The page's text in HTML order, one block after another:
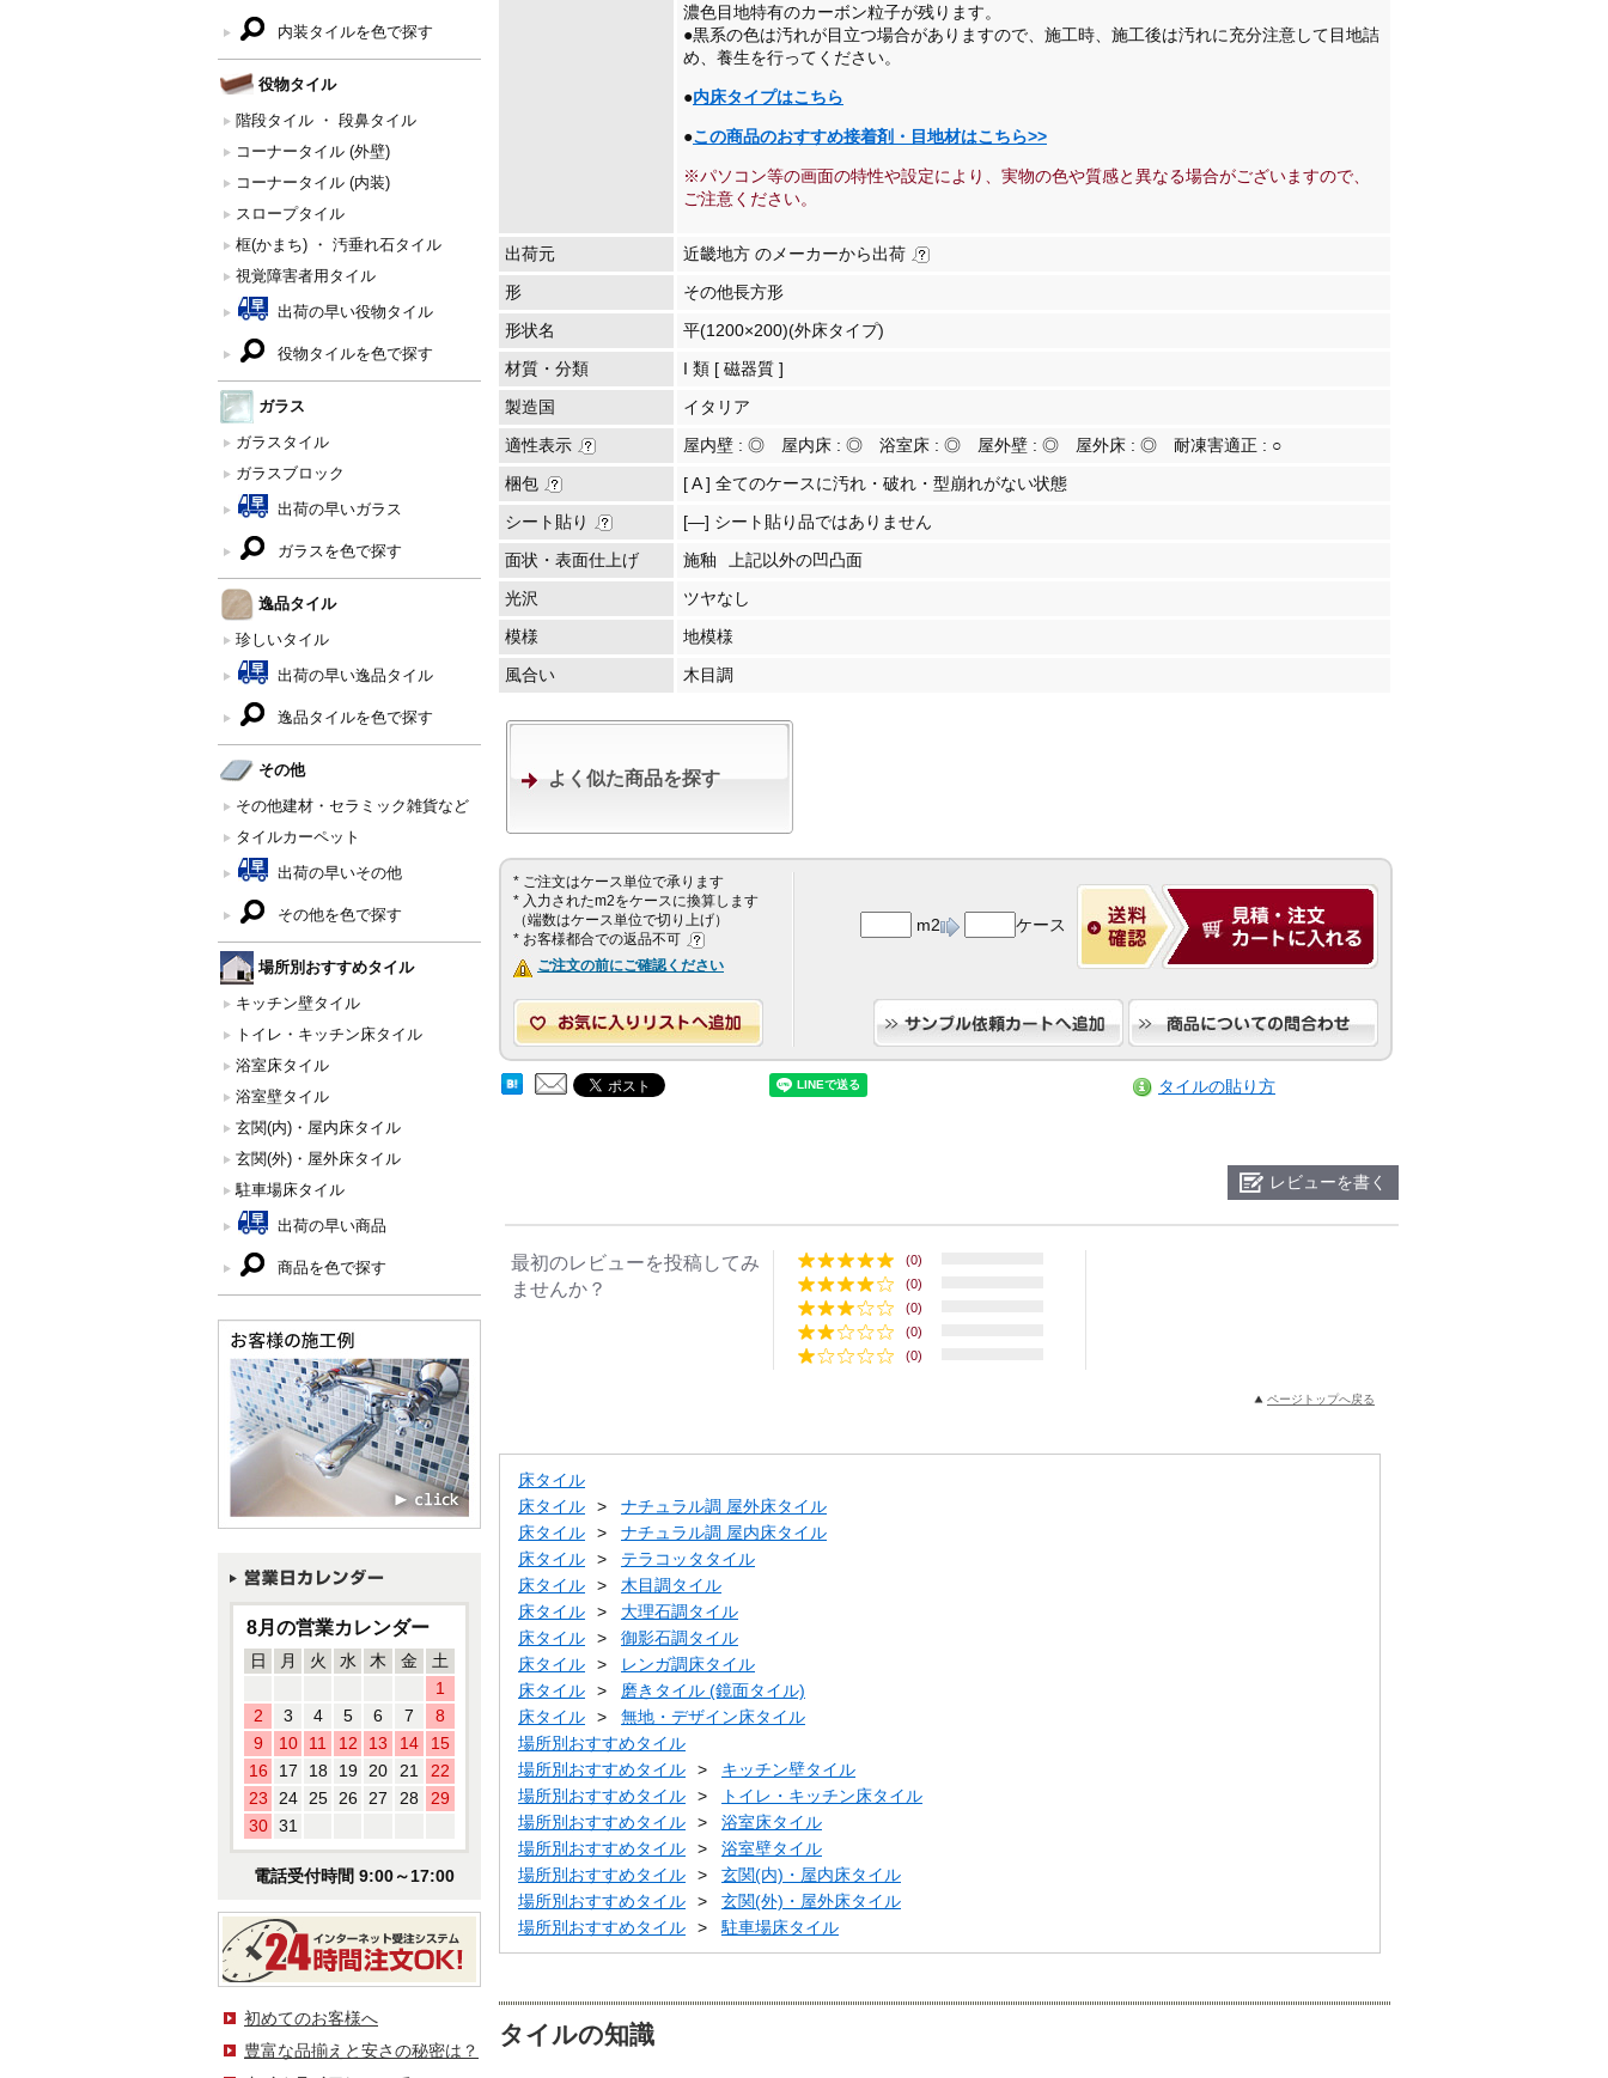
内装タイルを色で探す
役物タイル
階段タイル ・ 段鼻タイル
コーナータイル (外壁)
コーナータイル (内装)
スロープタイル
框(かまち) ・ 汚垂れ石タイル
視覚障害者用タイル
出荷の早い役物タイル
役物タイルを色で探す
ガラス
ガラスタイル
ガラスブロック
出荷の早いガラス
ガラスを色で探す
逸品タイル
珍しいタイル
出荷の早い逸品タイル
逸品タイルを色で探す
その他
その他建材・セラミック雑貨など
タイルカーペット
出荷の早いその他
その他を色で探す
場所別おすすめタイル
キッチン壁タイル
トイレ・キッチン床タイル
浴室床タイル
浴室壁タイル
玄関(内)・屋内床タイル
玄関(外)・屋外床タイル
駐車場床タイル
出荷の早い商品
商品を色で探す
8月の営業カレンダー
日 月 火 水 木 金
土
1
2
3 4 5 6 7
8
9
10 11 12 13 14
15
16
17 18 19 20 21
22
23
24 25 26 27 28
29
30 31
電話受付時間 9:00～17:00
初めてのお客様へ
豊富な品揃えと安さの秘密は？
濃色目地特有のカーボン粒子が残ります。
●黒系の色は汚れが目立つ場合がありますので、施工時、施工後は汚れに充分注意して目地詰
め、養生を行ってください。
●内床タイプはこちら
●この商品のおすすめ接着剤・目地材はこちら>>
※パソコン等の画面の特性や設定により、実物の色や質感と異なる場合がございますので、
ご注意ください。
出荷元
近畿地方 のメーカーから出荷
形
その他長方形
形状名
平(1200×200)(外床タイプ)
材質・分類
I 類 [ 磁器質 ]
製造国
イタリア
適性表示
屋内壁 : ◎ 屋内床 : ◎ 浴室床 : ◎ 屋外壁 : ◎ 屋外床 : ◎ 耐凍害適正 : ○
梱包
[ A ] 全てのケースに汚れ・破れ・型崩れがない状態
シート貼り
[―] シート貼り品ではありません
面状・表面仕上げ
施釉
上記以外の凹凸面
光沢
ツヤなし
模様
地模様
風合い
木目調
よく似た商品を探す
* ご注文はケース単位で承ります
* 入力されたm2をケースに換算します
（端数はケース単位で切り上げ）
* お客様都合での返品不可
ご注文の前にご確認ください
m2 ケース
タイルの貼り方
レビューを書く
最初のレビューを投稿してみ
ませんか？
(0)
(0)
(0)
(0)
(0)
ページトップへ戻る
床タイル
床タイル
ナチュラル調 屋外床タイル
床タイル
ナチュラル調 屋内床タイル
床タイル
テラコッタタイル
床タイル
木目調タイル
床タイル
大理石調タイル
床タイル
御影石調タイル
床タイル
レンガ調床タイル
床タイル
磨きタイル (鏡面タイル)
床タイル
無地・デザイン床タイル
場所別おすすめタイル
場所別おすすめタイル
キッチン壁タイル
場所別おすすめタイル
トイレ・キッチン床タイル
場所別おすすめタイル
浴室床タイル
場所別おすすめタイル
浴室壁タイル
場所別おすすめタイル
玄関(内)・屋内床タイル
場所別おすすめタイル
玄関(外)・屋外床タイル
場所別おすすめタイル
駐車場床タイル
タイルの知識